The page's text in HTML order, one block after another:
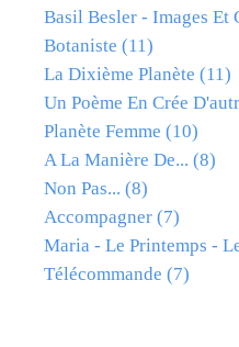
Basil Besler - Images Et
Botaniste (11)
La Dixième Planète (11)
Un Poème En Crée
Planète Femme (10)
A La Manière De... (8)
Non Pas... (8)
Accompagner (7)
Maria - Le Printemps -
Télécommande (7)